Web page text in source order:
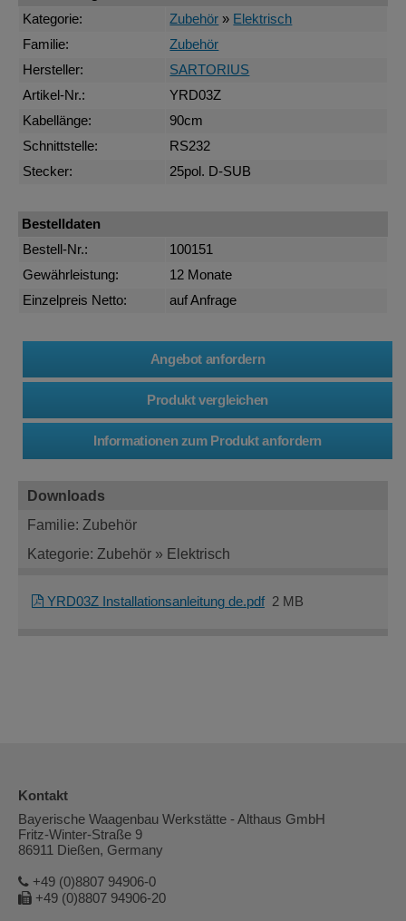
Kategorie:
Zubehör » Elektrisch
Familie:
Zubehör
Hersteller:
SARTORIUS
Artikel-Nr.:
YRD03Z
Kabellänge:
90cm
Schnittstelle:
RS232
Stecker:
25pol. D-SUB
Bestelldaten
Bestell-Nr.:
100151
Gewährleistung:
12 Monate
Einzelpreis Netto:
auf Anfrage
Downloads
Familie: Zubehör
Kategorie: Zubehör » Elektrisch
YRD03Z Installationsanleitung de.pdf 2 MB
Kontakt
Bayerische Waagenbau Werkstätte - Althaus GmbH
Fritz-Winter-Straße 9
86911 Dießen, Germany
+49 (0)8807 94906-0
+49 (0)8807 94906-20